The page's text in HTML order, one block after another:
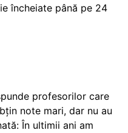
încheiate până pe 24
profesorilor care
note mari, dar nu au
În ultimii ani am